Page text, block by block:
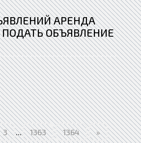
АРЕНДА
ОБЪЯВЛЕНИЕ
3 ... 1363 1364 »